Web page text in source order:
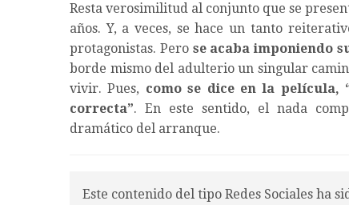
Resta verosimilitud al conjunto que se
años. Y, a veces, se hace un tanto
protagonistas. Pero se acaba imponiendo
borde mismo del adulterio un singular
vivir. Pues, como se dice en la película,
correcta”. En este sentido, el nada
dramático del arranque.
Este contenido del tipo Redes Sociales ha